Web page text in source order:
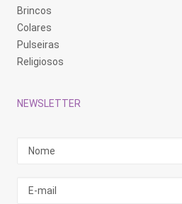
Brincos
Colares
Pulseiras
Religiosos
NEWSLETTER